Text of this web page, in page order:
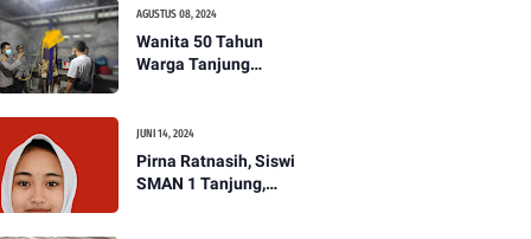
AGUSTUS 08, 2024
Wanita 50 Tahun
Warga Tanjung
JUNI 14, 2024
Pirna Ratnasih, Siswi
SMAN 1 Tanjung,